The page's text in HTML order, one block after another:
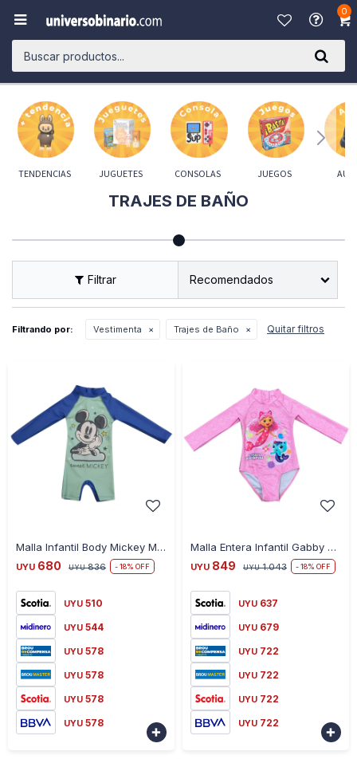
0

TENDENCIAS JUGUETES CONSOLAS JUEGOS
TRAJES DE BAÑO
Recomendados
Filtrando por: Vestimenta Trajes de Baño Quitar filtros
Malla Infantil Body Mickey Manga Larga - AZUL-CELESTE
UYU 680 UYU 836 18
UYU 510
UYU 544
UYU 578
UYU 578
UYU 578
UYU 578

Malla Entera Infantil Gabby Manga Larga - ROSA
UYU 849 UYU 1.043 18
UYU 637
UYU 679
UYU 722
UYU 722
UYU 722
UYU 722
